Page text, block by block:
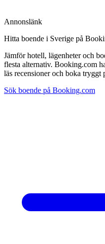
Annonslänk
Hitta boende i Sverige på
Jämför hotell, lägenheter och
flesta alternativ. Booking.com
läs recensioner och boka tryggt
Sök boende på Booking.com